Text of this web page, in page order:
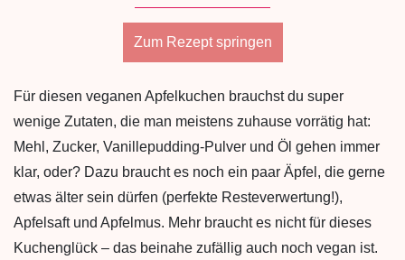
Zum Rezept springen
Für diesen veganen Apfelkuchen brauchst du super
wenige Zutaten, die man meistens zuhause vorrätig hat:
Mehl, Zucker, Vanillepudding-Pulver und Öl gehen immer
klar, oder? Dazu braucht es noch ein paar Äpfel, die gerne
etwas älter sein dürfen (perfekte Resteverwertung!),
Apfelsaft und Apfelmus. Mehr braucht es nicht für dieses
Kuchenglück – das beinahe zufällig auch noch vegan ist.